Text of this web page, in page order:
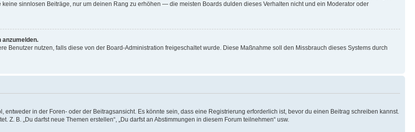
sinnlosen Beiträge, nur um deinen Rang zu erhöhen — die meisten Boards dulden dieses Verhalten nicht und ein Moderator oder
anzumelden.
Benutzer nutzen, falls diese von der Board-Administration freigeschaltet wurde. Diese Maßnahme soll den Missbrauch dieses Systems durch
in der Foren- oder der Beitragsansicht. Es könnte sein, dass eine Registrierung erforderlich ist, bevor du einen Beitrag schreiben kannst.
B. „Du darfst neue Themen erstellen“, „Du darfst an Abstimmungen in diesem Forum teilnehmen“ usw.